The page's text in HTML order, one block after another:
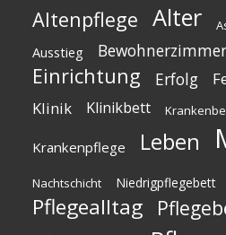
Altenpflege Alter
Ausstieg Bewohnerzimmer
Einrichtung Erfolg
Klinik Klinikbett
Krankenpflege Leben
Nachtschicht Niedrigpflegebett
Pflegealltag